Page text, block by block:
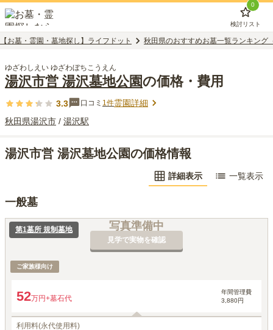
0
検討リスト
【お墓・霊園・墓地探し】ライフドット 秋田県のおすすめお墓一覧ランキング
ゆざわしえい ゆざわぼちこうえん
湯沢市営 湯沢墓地公園の価格・費用
3.3 口コミ 1件霊園詳細
秋田県湯沢市 / 湯沢駅
湯沢市営 湯沢墓地公園の価格情報
詳細表示 一覧表示
一般墓
写真準備中
見学で実物を確認
第1墓所 規制墓地
ご家族様向け
52万円+墓石代
年間管理費
3,880円
利用料(永代使用料)